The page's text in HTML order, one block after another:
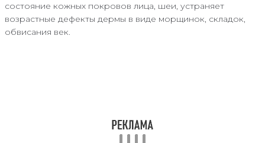
состояние кожных покровов лица, шеи, устраняет
возрастные дефекты дермы в виде морщинок, складок,
обвисания век.